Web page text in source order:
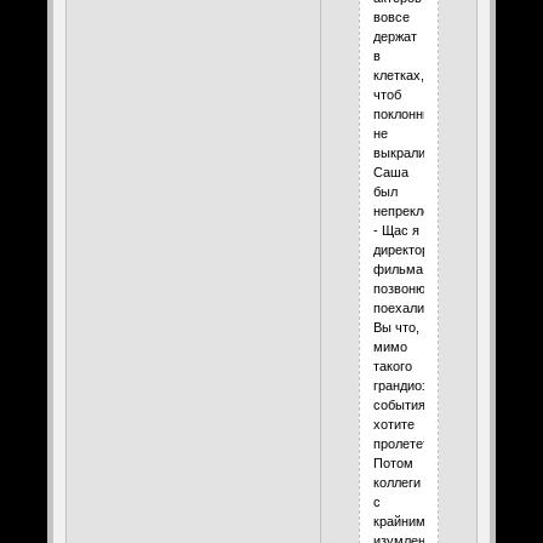
вовсе
держат
в
клетках,
чтоб
поклонницы
не
выкрали).
Саша
был
непреклонен:
- Щас я
директору
фильма
позвоню,
поехали...
Вы что,
мимо
такого
грандиозного
события
хотите
пролететь?!!
Потом
коллеги
с
крайним